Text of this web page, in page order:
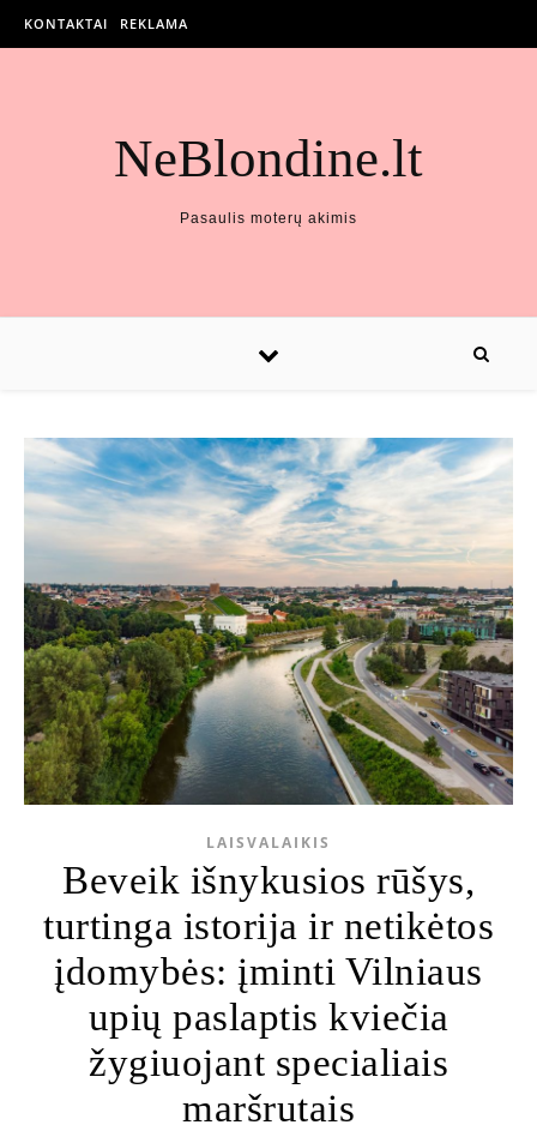
KONTAKTAI REKLAMA
NeBlondine.lt
Pasaulis moterų akimis
LAISVALAIKIS
Beveik išnykusios rūšys,
turtinga istorija ir netikėtos
įdomybės: įminti Vilniaus
upių paslaptis kviečia
žygiuojant specialiais
maršrutais